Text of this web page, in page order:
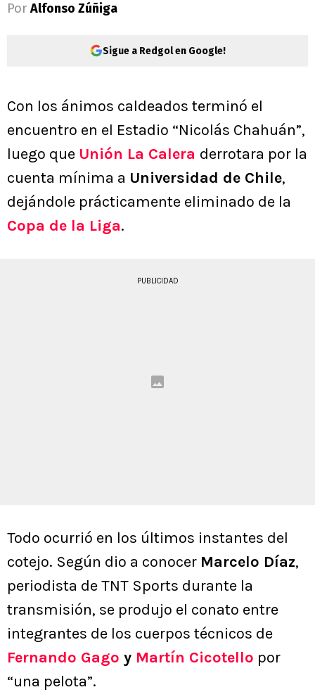
Por Alfonso Zúñiga
Sigue a Redgol en Google!
Con los ánimos caldeados terminó el
encuentro en el Estadio “Nicolás Chahuán”,
luego que Unión La Calera derrotara por la
cuenta mínima a Universidad de Chile,
dejándole prácticamente eliminado de la
Copa de la Liga.
PUBLICIDAD
Todo ocurrió en los últimos instantes del
cotejo. Según dio a conocer Marcelo Díaz,
periodista de TNT Sports durante la
transmisión, se produjo el conato entre
integrantes de los cuerpos técnicos de
Fernando Gago y Martín Cicotello por
“una pelota”.